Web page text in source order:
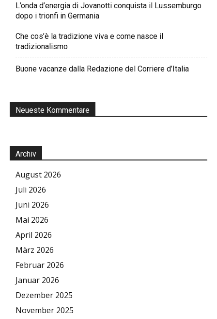
L’onda d’energia di Jovanotti conquista il Lussemburgo
dopo i trionfi in Germania
Che cos’è la tradizione viva e come nasce il
tradizionalismo
Buone vacanze dalla Redazione del Corriere d’Italia
Neueste Kommentare
Archiv
August 2026
Juli 2026
Juni 2026
Mai 2026
April 2026
März 2026
Februar 2026
Januar 2026
Dezember 2025
November 2025